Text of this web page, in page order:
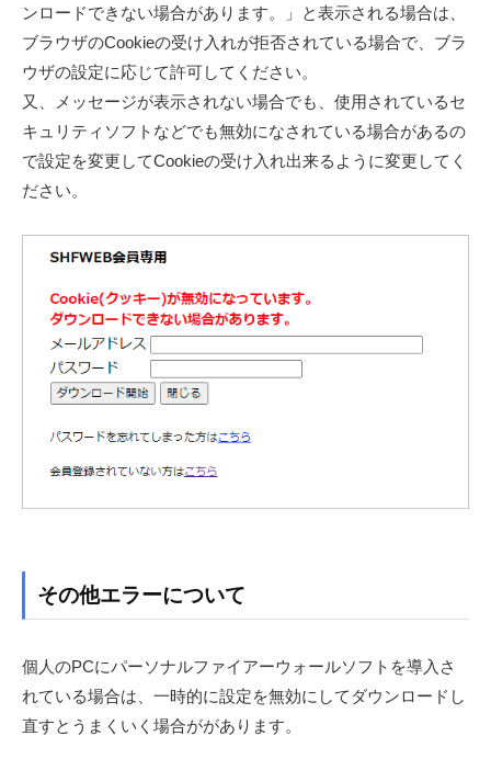
ンロードできない場合があります。」と表示される場合は、
ブラウザのCookieの受け入れが拒否されている場合で、ブラ
ウザの設定に応じて許可してください。
又、メッセージが表示されない場合でも、使用されているセ
キュリティソフトなどでも無効になされている場合があるの
で設定を変更してCookieの受け入れ出来るように変更してく
ださい。
その他エラーについて
個人のPCにパーソナルファイアーウォールソフトを導入さ
れている場合は、一時的に設定を無効にしてダウンロードし
直すとうまくいく場合ががあります。